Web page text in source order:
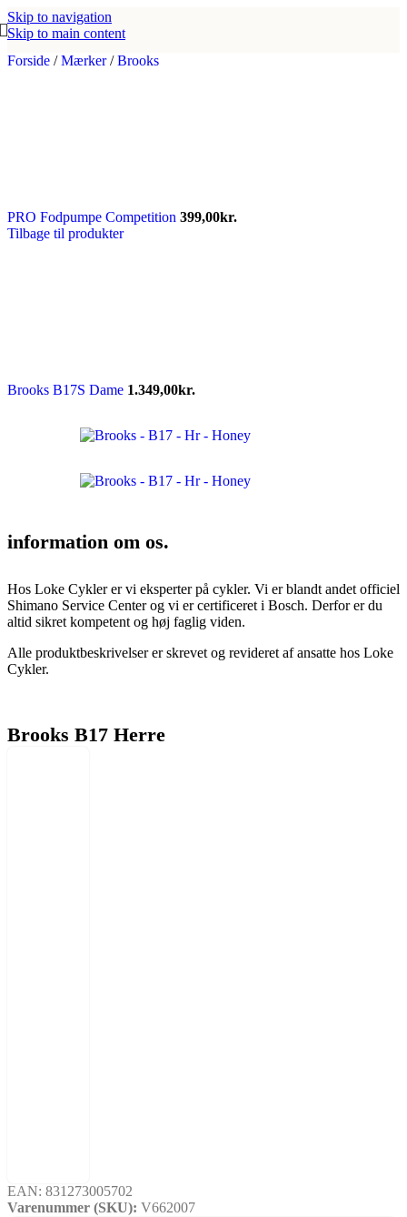
Skip to navigation
Skip to main content
Forside / Mærker/ Brooks
PRO Fodpumpe Competition 399,00kr.
Tilbage til produkter
Brooks B17S Dame 1.349,00kr.
information om os.
Hos Loke Cykler er vi eksperter på cykler. Vi er blandt andet officiel
Shimano Service Center og vi er certificeret i Bosch. Derfor er du
altid sikret kompetent og høj faglig viden.
Alle produktbeskrivelser er skrevet og revideret af ansatte hos Loke
Cykler.
Brooks B17 Herre
EAN: 831273005702
Varenummer (SKU): V662007